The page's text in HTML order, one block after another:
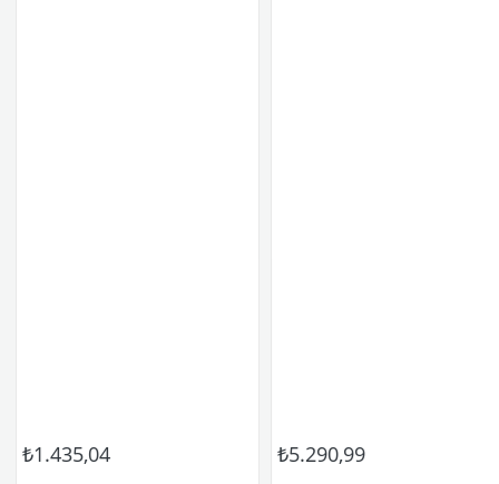
₺1.435,04 ₺5.290,99